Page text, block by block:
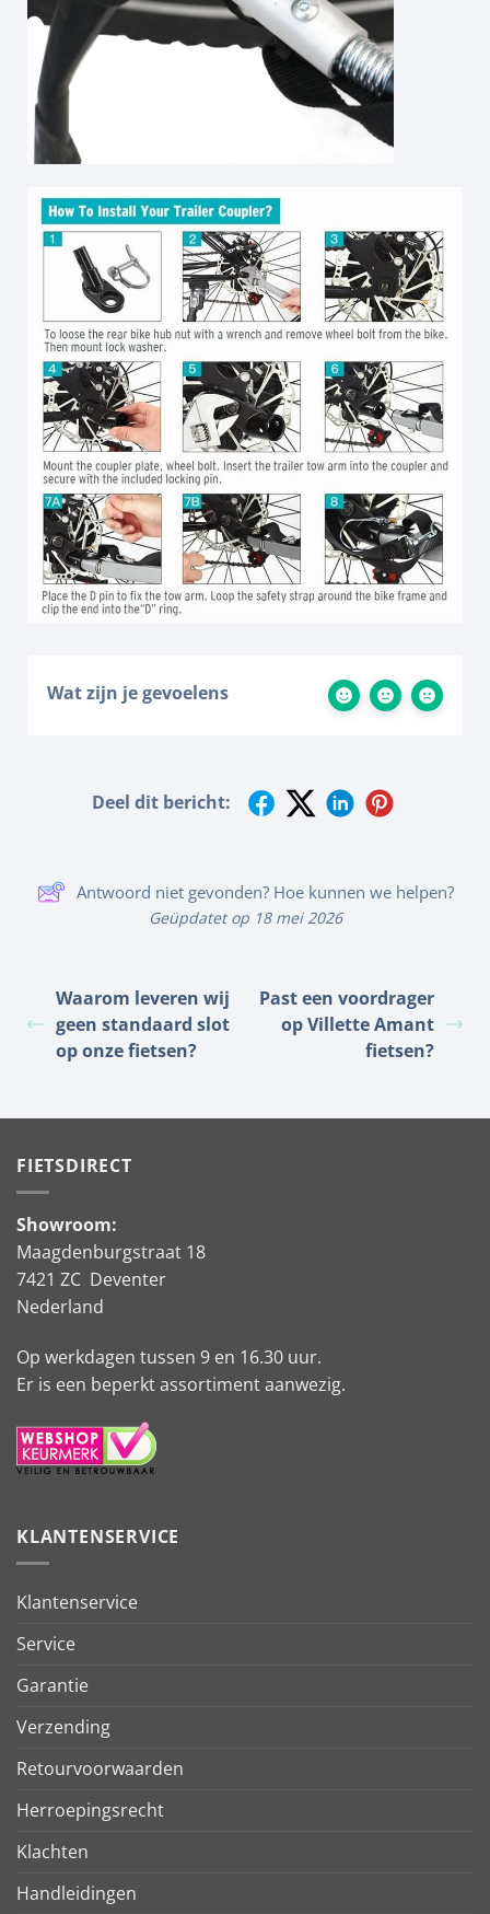
Wat zijn je gevoelens
Deel dit bericht:
Antwoord niet gevonden? Hoe kunnen we helpen?
Geüpdatet op 18 mei 2026
Waarom leveren wij
geen standaard slot
op onze fietsen?
Past een voordrager
op Villette Amant
fietsen?
FIETSDIRECT
Showroom:
Maagdenburgstraat 18
7421 ZC Deventer
Nederland
Op werkdagen tussen 9 en 16.30 uur.
Er is een beperkt assortiment aanwezig.
KLANTENSERVICE
Klantenservice
Service
Garantie
Verzending
Retourvoorwaarden
Herroepingsrecht
Klachten
Handleidingen